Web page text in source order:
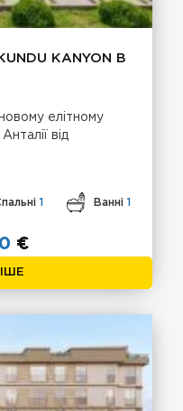
KANYON В
елітному
від
1 Ванні 1
€